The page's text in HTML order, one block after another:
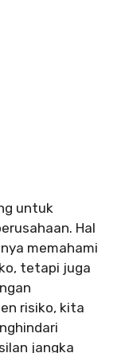
untuk
Hal
memahami
tetapi juga
risiko, kita
jangka